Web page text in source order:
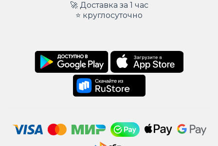
🚀 Доставка за 1 час
⭐ круглосуточно